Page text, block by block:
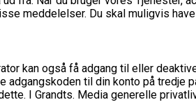
meddelelser. Du skal muligvis
kan også få adgang til eller
til din konto på
I Grandts. Media generelle